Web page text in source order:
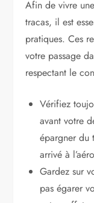
Afin de vivre
tracas, il est
pratiques. Ces
votre passage
respectant le
Vérifiez
avant votre
épargner du
arrivé à
Gardez sur
pas égarer